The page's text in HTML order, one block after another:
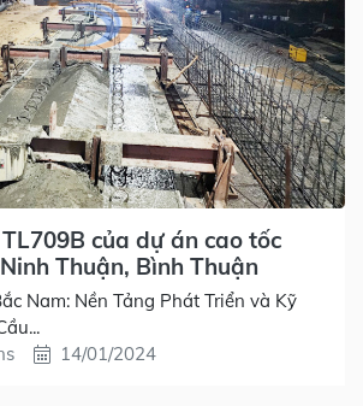
của dự án cao tốc
Thuận, Bình Thuận
Nam: Nền Tảng Phát Triển và Kỹ
14/01/2024